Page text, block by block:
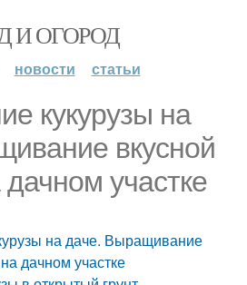
И ОГОРОД
новости статьи
кукурузы на
вкусной
дачном участке
на даче. Выращивание
дачном участке